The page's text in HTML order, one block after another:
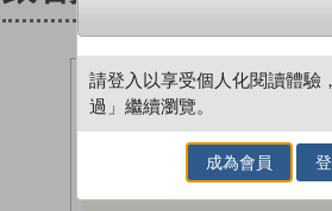
請登入以享受個人化閱讀體驗
過」繼續瀏覽。
成為會員